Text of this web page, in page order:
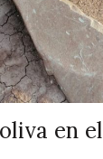
en